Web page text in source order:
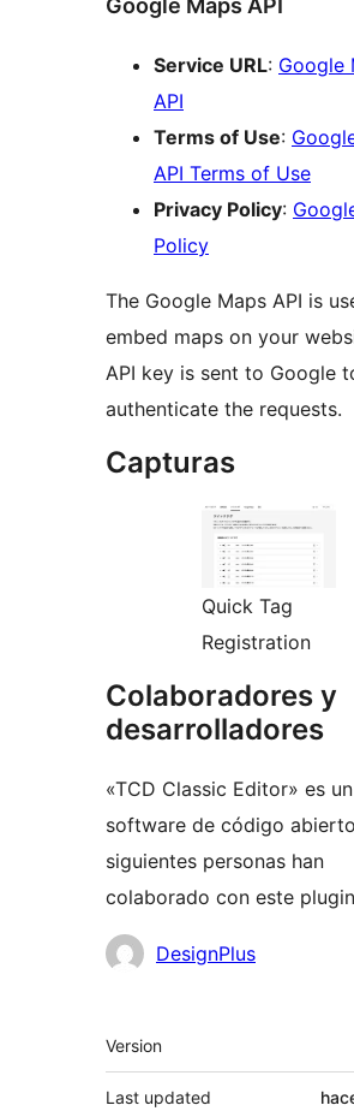
Google Maps API
Service URL: Google
API
Terms of Use:
API Terms of Use
Privacy Policy:
Policy
The Google Maps API is
embed maps on your
API key is sent to Google
authenticate the requests.
Capturas
Quick Tag
Registration
Colaboradores y
desarrolladores
«TCD Classic Editor» es un
software de código
siguientes personas han
colaborado con este
Colaboradores
DesignPlus
Meta
Version
Last updated